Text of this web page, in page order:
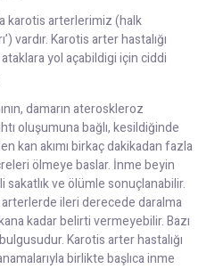
karotis arterlerimiz (halk
vardır. Karotis arter hastalığı
yol açabildigi için ciddi
damarın ateroskleroz
oluşumuna bağlı, kesildiğinde
kan akımı birkaç dakikadan fazla
ölmeye baslar. İnme beyin
ve ölümle sonuçlanabilir.
arterlerde ileri derecede daralma
kadar belirti vermeyebilir. Bazı
Karotis arter hastalığı
birlikte başlıca inme